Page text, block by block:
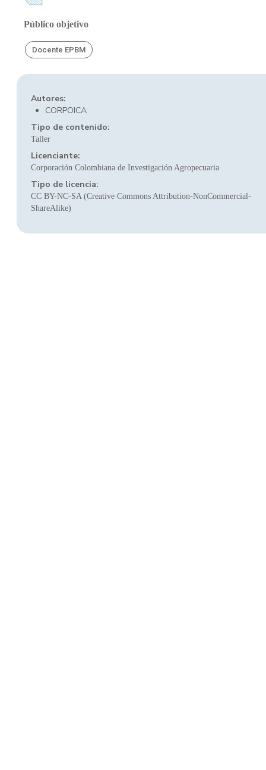
Público objetivo
Docente EPBM
Autores:
CORPOICA
Tipo de contenido:
Taller
Licenciante:
Corporación Colombiana de Investigación Agropecuaria
Tipo de licencia:
CC BY-NC-SA (Creative Commons Attribution-NonCommercial-
ShareAlike)